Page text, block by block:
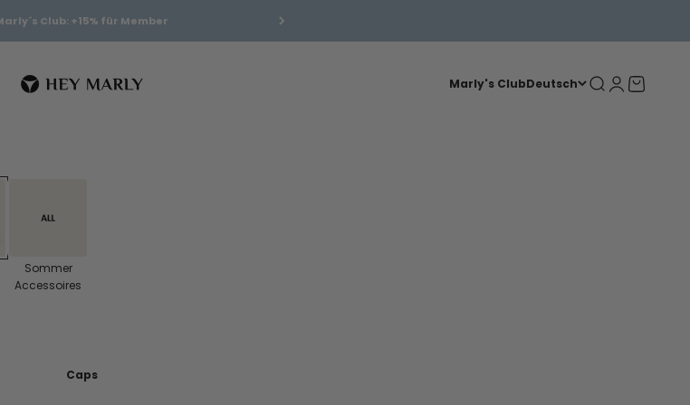
Club: +15% für Member
Marly's ClubDeutsch SucheAnmelden
Warenkorb
Sommer
Accessoires